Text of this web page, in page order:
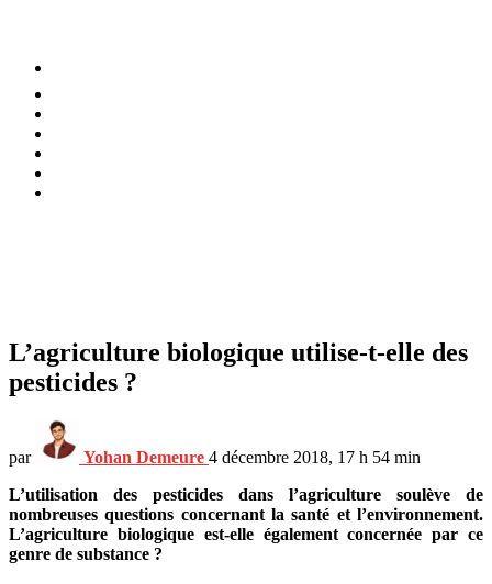
L’agriculture biologique utilise-t-elle des
pesticides ?
par Yohan Demeure 4 décembre 2018, 17 h 54 min
L’utilisation des pesticides dans l’agriculture soulève de
nombreuses questions concernant la santé et l’environnement.
L’agriculture biologique est-elle également concernée par ce
genre de substance ?